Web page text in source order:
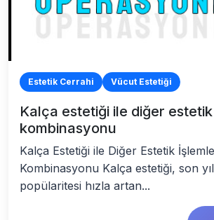
Estetik Cerrahi Vücut Estetiği
Kalça estetiği ile diğer
kombinasyonu
Kalça Estetiği ile Diğer Estetik
Kombinasyonu Kalça estetiği, son
popülaritesi hızla artan...